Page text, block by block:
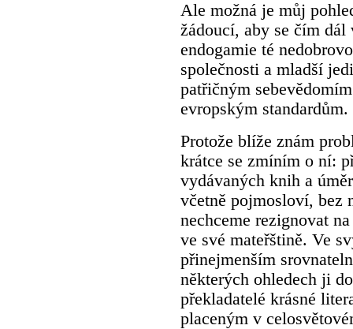
Ale možná je můj
žádoucí, aby se čím dál
endogamie té
společnosti a mladší
patřičným
evropským standardům.
Protože blíže znám
krátce se zmíním o ní:
vydávaných knih a
včetně pojmosloví, bez
nechceme rezignovat
ve své mateřštině. Ve
přinejmenším
některých ohledech ji
překladatelé krásné
placeným v